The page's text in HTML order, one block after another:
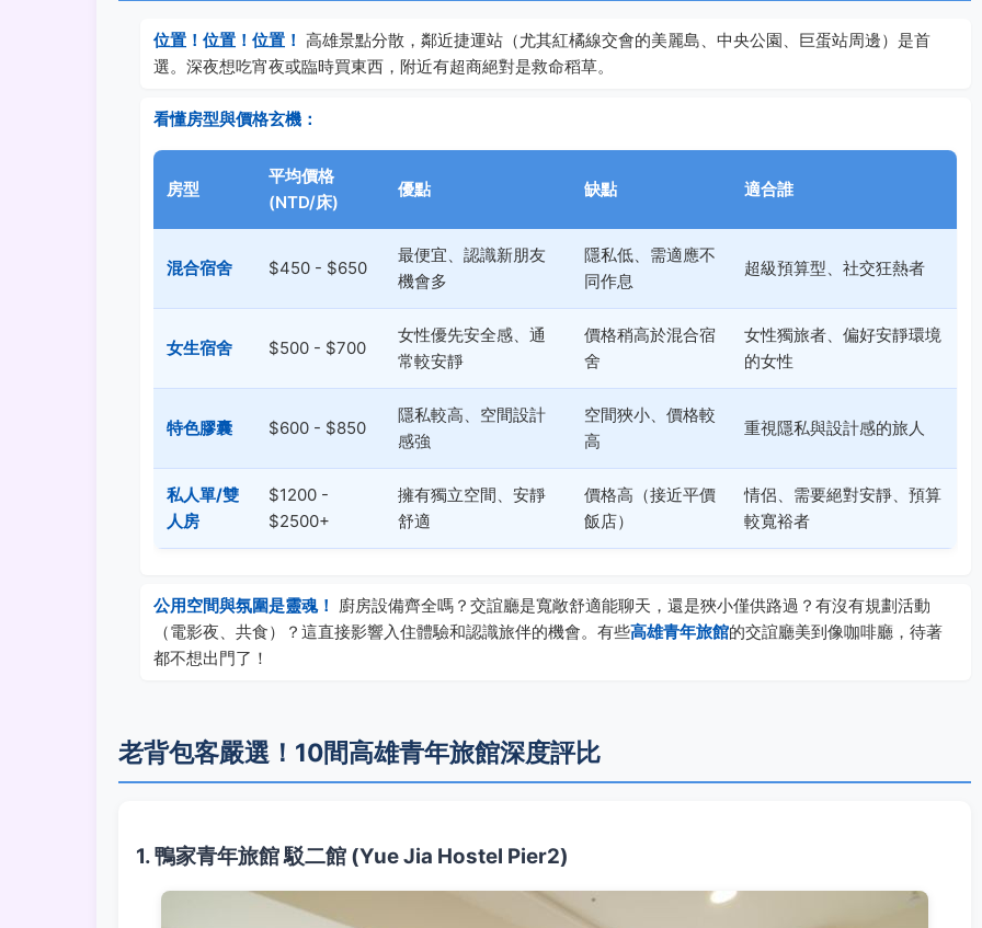
位置！位置！位置！ 高雄景點分散，鄰近捷運站（尤其紅橘線交會的美麗島、中央公園、巨蛋站周邊）是首
選。深夜想吃宵夜或臨時買東西，附近有超商絕對是救命稻草。
看懂房型與價格玄機：
房型
平均價格
(NTD/床)
優點 缺點 適合誰
混合宿舍 $450 - $650
最便宜、認識新朋友
機會多
隱私低、需適應不
同作息
超級預算型、社交狂熱者
女生宿舍 $500 - $700
女性優先安全感、通
常較安靜
價格稍高於混合宿
舍
女性獨旅者、偏好安靜環境
的女性
特色膠囊 $600 - $850
隱私較高、空間設計
感強
空間狹小、價格較
高
重視隱私與設計感的旅人
私人單/雙
人房
$1200 -
$2500+
擁有獨立空間、安靜
舒適
價格高（接近平價
飯店）
情侶、需要絕對安靜、預算
較寬裕者
公用空間與氛圍是靈魂！ 廚房設備齊全嗎？交誼廳是寬敞舒適能聊天，還是狹小僅供路過？有沒有規劃活動
（電影夜、共食）？這直接影響入住體驗和認識旅伴的機會。有些高雄青年旅館的交誼廳美到像咖啡廳，待著
都不想出門了！
老背包客嚴選！10間高雄青年旅館深度評比
1. 鴨家青年旅館 駁二館 (Yue Jia Hostel Pier2)